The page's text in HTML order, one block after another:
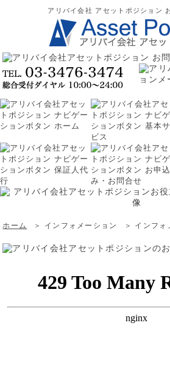
アリバイ会社 アセットポジション
ホーム ＞ インフォメーション ＞ インフォ